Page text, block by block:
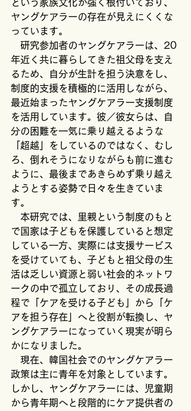
という家族文化が強く根付いており、
ヤングケアラーの存在が見えにくくな
っています。
研究参加者のヤングケアラーは、20
年近く共に暮らしてきた祖父母を支え
るため、自分が生計を担う決意をし、
制度的支援を積極的に活用しながら、
最近始まったヤングケアラー支援制度
を活用しています。彼／彼女らは、自
分の困難を一気に乗り越えるような
「超越」をしているのではなく、むし
ろ、倒れそうになりながらも前に進む
ように、最後まであきらめず乗り越え
ようとする姿勢で日々を生きていま
す。
本研究では、里親という制度のもと
で国家は子どもを保護していると想定
している一方、実際には支援サービス
を受けていても、子どもと祖父母の生
活は乏しい資源と弱い社会的ネットワ
ークの中で孤立しており、その成長過
程で「ケアを受ける子ども」から「ケ
アを担う存在」へと役割が転換し、ヤ
ングケアラーになっていく現実が明ら
かになりました。
現在、韓国社会でのヤングケアラー
政策は主に青年を対象としています。
しかし、ヤングケアラーには、児童期
から青年期へと段階的にケア提供者の